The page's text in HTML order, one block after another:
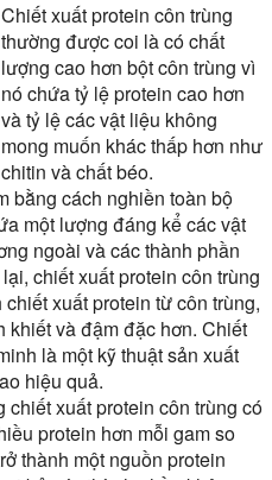
Chiết xuất protein côn trùng
thường được coi là có chất
lượng cao hơn bột côn trùng vì
nó chứa tỷ lệ protein cao hơn
và tỷ lệ các vật liệu không
mong muốn khác thấp hơn như
chitin và chất béo.
bằng cách nghiền toàn bộ
một lượng đáng kể các vật
ngoài và các thành phần
chiết xuất protein côn trùng
xuất protein từ côn trùng,
khiết và đậm đặc hơn. Chiết
là một kỹ thuật sản xuất
hiệu quả.
xuất protein côn trùng có
protein hơn mỗi gam so
thành một nguồn protein